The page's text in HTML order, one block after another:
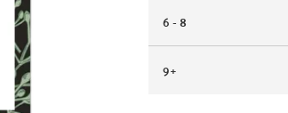
6 - 8
9+